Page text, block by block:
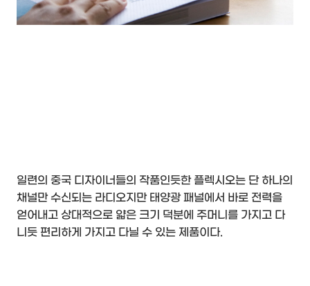
일련의 중국 디자이너들의 작품인듯한 플렉시오는 단 하나의
채널만 수신되는 라디오지만 태양광 패널에서 바로 전력을
얻어내고 상대적으로 얇은 크기 덕분에 주머니를 가지고 다
니듯 편리하게 가지고 다닐 수 있는 제품이다.